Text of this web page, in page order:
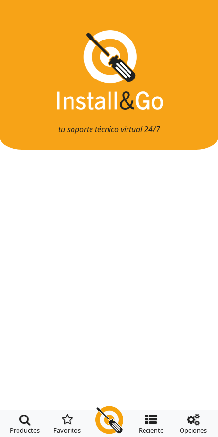
tu soporte técnico virtual 24/7

Productos

Favoritos

Reciente

Opciones